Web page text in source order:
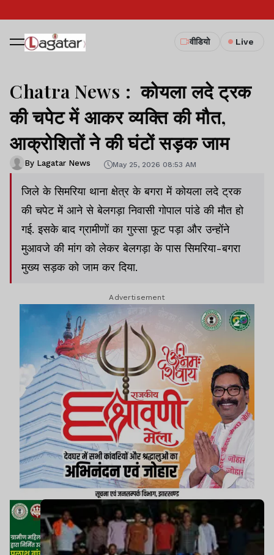
वीडियो Live
Chatra News : कोयला लदे ट्रक
की चपेट में आकर व्यक्ति की मौत,
आक्रोशितों ने की घंटों सड़क जाम
By Lagatar News May 25, 2026 08:53 AM
जिले के सिमरिया थाना क्षेत्र के बगरा में कोयला लदे ट्रक
की चपेट में आने से बेलगड़ा निवासी गोपाल पांडे की मौत हो
गई. इसके बाद ग्रामीणों का गुस्सा फूट पड़ा और उन्होंने
मुआवजे की मांग को लेकर बेलगड़ा के पास सिमरिया-बगरा
मुख्य सड़क को जाम कर दिया.
Advertisement